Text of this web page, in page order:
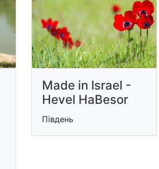
Made in Israel -
Hevel HaBesor
Південь